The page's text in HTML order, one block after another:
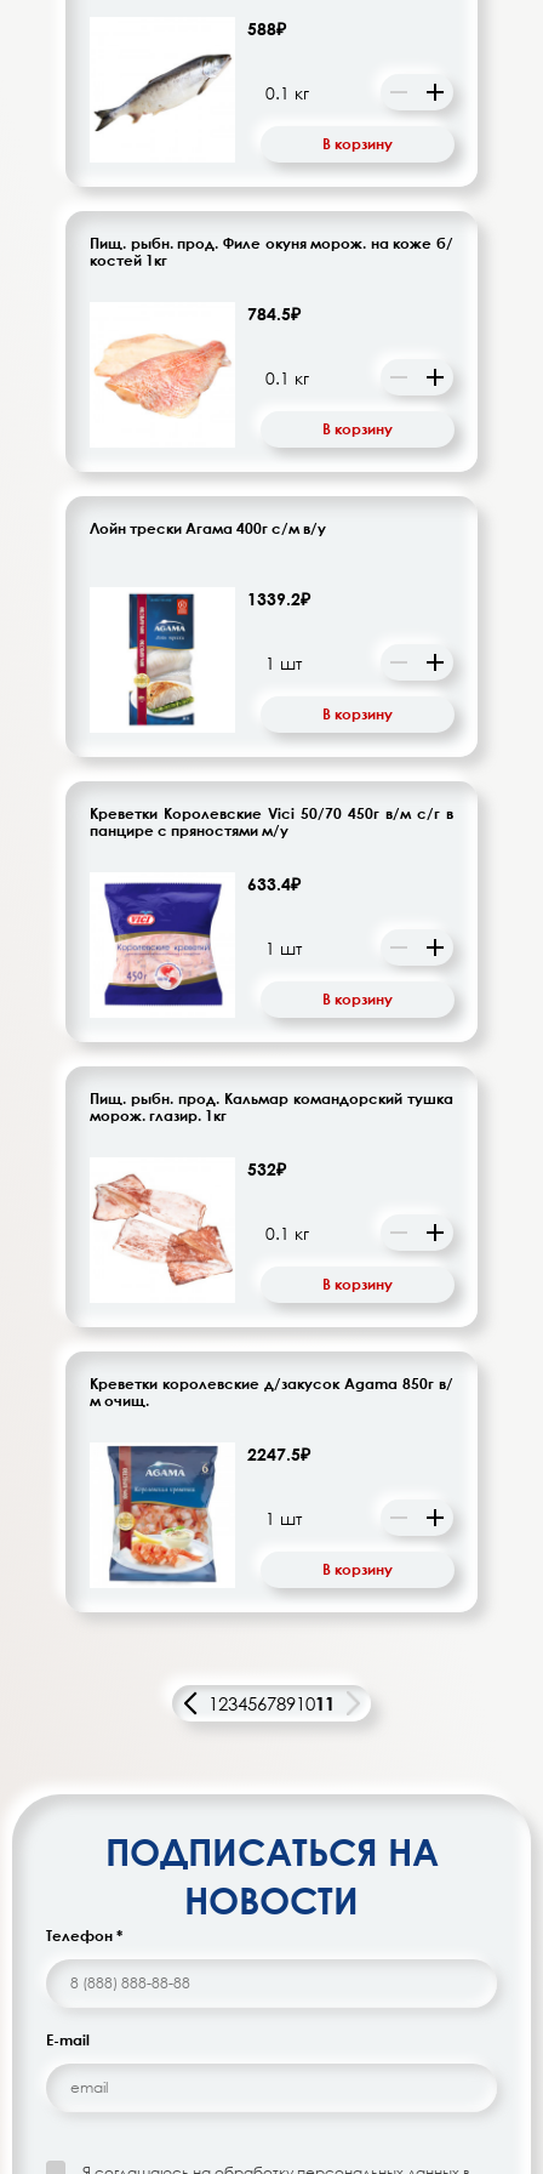
588₽
В корзину
Пищ. рыбн. прод. Филе окуня морож. на коже б/
костей 1кг
784.5₽
В корзину
Лойн трески Агама 400г с/м в/у
1339.2₽
В корзину
Креветки Королевские Vici 50/70 450г в/м с/г в
панцире с пряностями м/у
633.4₽
В корзину
Пищ. рыбн. прод. Кальмар командорский тушка
морож. глазир. 1кг
532₽
В корзину
Креветки королевские д/закусок Agama 850г в/
м очищ.
2247.5₽
В корзину
1234567891011
ПОДПИСАТЬСЯ НА
НОВОСТИ
Телефон *
E-mail